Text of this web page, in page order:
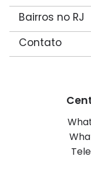
Bairros no RJ
Contato